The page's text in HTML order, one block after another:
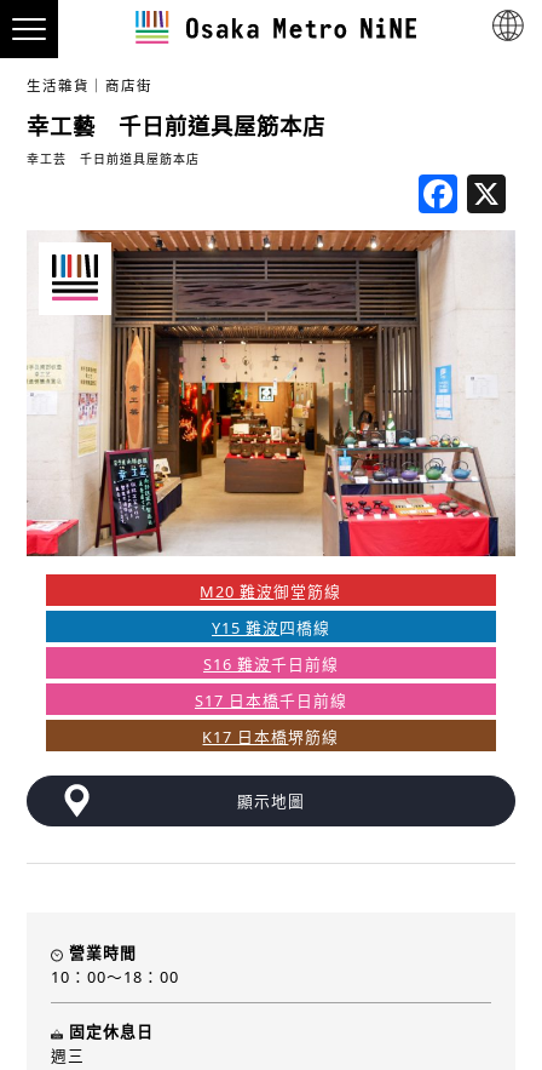
生活雜貨 商店街
幸工藝 千日前道具屋筋本店
幸工芸 千日前道具屋筋本店
M20 難波御堂筋線
Y15 難波四橋線
S16 難波千日前線
S17 日本橋千日前線
K17 日本橋堺筋線
顯示地圖
營業時間
10：00～18：00
固定休息日
週三